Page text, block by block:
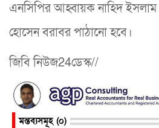
এনসিপির আহ্বায়ক নাহিদ
হোসেন বরাবর পাঠানো হবে।
জিবি নিউজ24ডেস্ক//
মন্তব্যসমূহ (০)